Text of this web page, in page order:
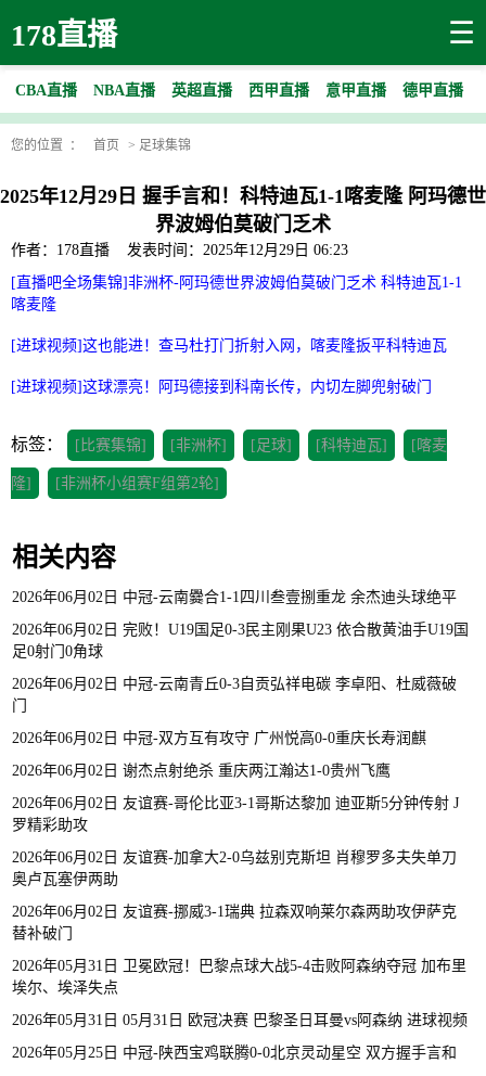
178直播 ☰
CBA直播 NBA直播 英超直播 西甲直播 意甲直播 德甲直播
您的位置 ： 首页 > 足球集锦
2025年12月29日 握手言和！科特迪瓦1-1喀麦隆 阿玛德世
界波姆伯莫破门乏术
作者：178直播
发表时间：2025年12月29日 06:23
[直播吧全场集锦]非洲杯-阿玛德世界波姆伯莫破门乏术 科特迪瓦1-1
喀麦隆
[进球视频]这也能进！查马杜打门折射入网，喀麦隆扳平科特迪瓦
[进球视频]这球漂亮！阿玛德接到科南长传，内切左脚兜射破门
标签： [比赛集锦] [非洲杯] [足球] [科特迪瓦] [喀麦
隆] [非洲杯小组赛F组第2轮]
相关内容
2026年06月02日 中冠-云南爨合1-1四川叁壹捌重龙 余杰迪头球绝平
2026年06月02日 完败！U19国足0-3民主刚果U23 依合散黄油手U19国
足0射门0角球
2026年06月02日 中冠-云南青丘0-3自贡弘祥电碳 李卓阳、杜威薇破
门
2026年06月02日 中冠-双方互有攻守 广州悦高0-0重庆长寿润麒
2026年06月02日 谢杰点射绝杀 重庆两江瀚达1-0贵州飞鹰
2026年06月02日 友谊赛-哥伦比亚3-1哥斯达黎加 迪亚斯5分钟传射 J
罗精彩助攻
2026年06月02日 友谊赛-加拿大2-0乌兹别克斯坦 肖穆罗多夫失单刀
奥卢瓦塞伊两助
2026年06月02日 友谊赛-挪威3-1瑞典 拉森双响莱尔森两助攻伊萨克
替补破门
2026年05月31日 卫冕欧冠！巴黎点球大战5-4击败阿森纳夺冠 加布里
埃尔、埃泽失点
2026年05月31日 05月31日 欧冠决赛 巴黎圣日耳曼vs阿森纳 进球视频
2026年05月25日 中冠-陕西宝鸡联腾0-0北京灵动星空 双方握手言和